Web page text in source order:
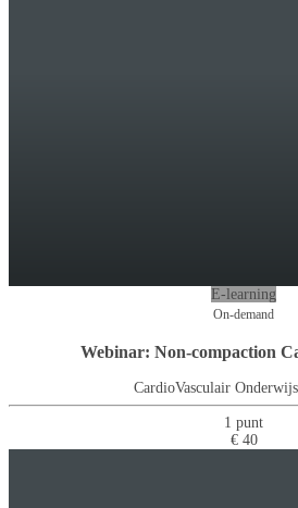
E-learning
On-demand
Webinar: Non-compaction
CardioVasculair
1 punt
€ 40